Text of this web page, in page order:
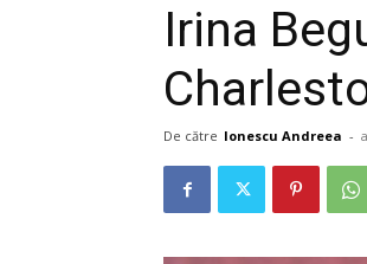
Irina
De către Ionescu Andreea -